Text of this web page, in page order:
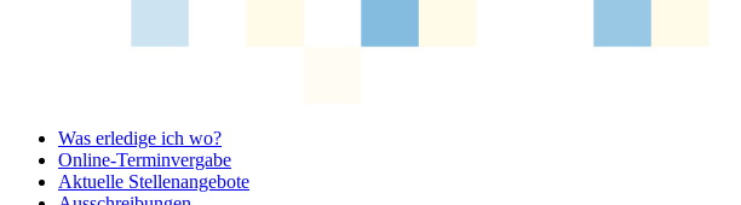
Was erledige ich wo?
Online-Terminvergabe
Aktuelle Stellenangebote